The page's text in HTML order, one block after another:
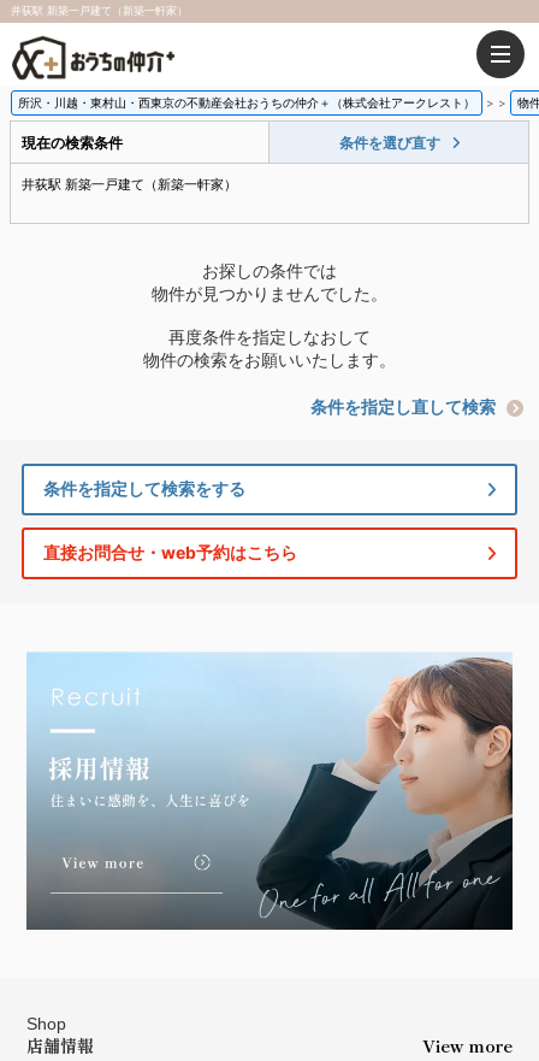
井荻駅 新築一戸建て（新築一軒家）
所沢・川越・東村山・西東京の不動産会社おうちの仲介＋（株式会社アークレスト） > 物
現在の検索条件 条件を選び直す
井荻駅 新築一戸建て（新築一軒家）
お探しの条件では
物件が見つかりませんでした。
再度条件を指定しなおして
物件の検索をお願いいたします。
条件を指定し直して検索
条件を指定して検索をする
直接お問合せ・web予約はこちら
Shop
店舗情報 View more